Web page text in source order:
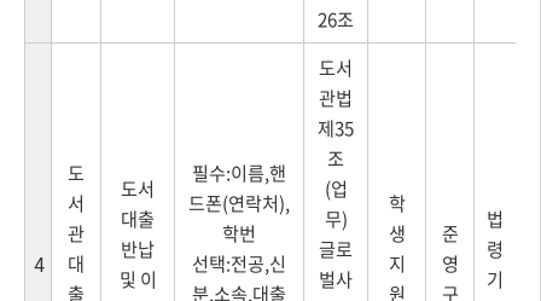
26조
4
도
서
관
대
출
도서
대출
반납
및 이
필수:이름,핸
드폰(연락처),
학번
선택:전공,신
분,소속,대출
도서
관법
제35
조
(업
무)
글로
벌사
학
생
지
원
준
영
구
법
령
기